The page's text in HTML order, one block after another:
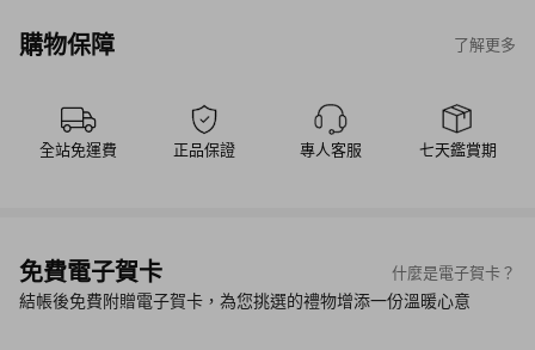
購物保障 了解更多
全站免運費 正品保證 專人客服 七天鑑賞期
免費電子賀卡 什麼是電子賀卡？
結帳後免費附贈電子賀卡，為您挑選的禮物增添一份溫暖心意